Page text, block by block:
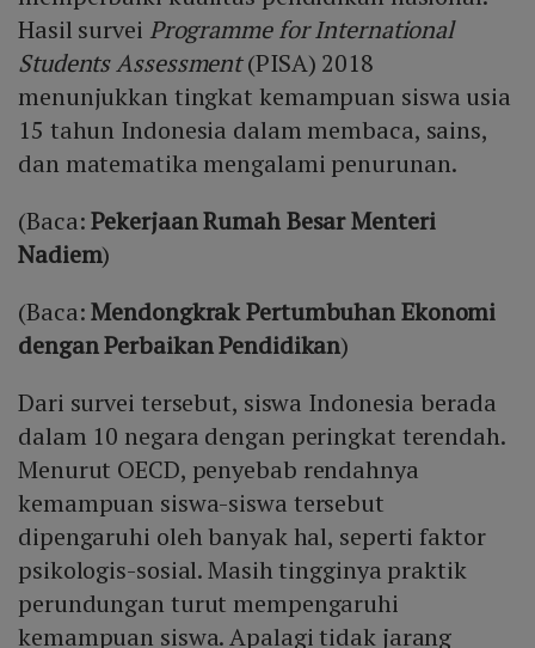
Hasil survei Programme for International
Students Assessment(PISA) 2018
menunjukkan tingkat kemampuan siswa usia
15 tahun Indonesia dalam membaca, sains,
dan matematika mengalami penurunan.
(Baca:Pekerjaan Rumah Besar Menteri
Nadiem)
(Baca:Mendongkrak Pertumbuhan Ekonomi
dengan Perbaikan Pendidikan)
Dari survei tersebut, siswa Indonesia berada
dalam 10 negara dengan peringkat terendah.
Menurut OECD, penyebab rendahnya
kemampuan siswa-siswa tersebut
dipengaruhi oleh banyak hal, seperti faktor
psikologis-sosial. Masih tingginya praktik
perundungan turut mempengaruhi
kemampuan siswa. Apalagi tidak jarang